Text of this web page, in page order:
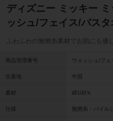
ディズニー ミッキー
ッシュ/フェイス/バスタ
ふわふわの無撚糸素材でお肌にも優
商品管理番号 ウォッシュ/フェ
生産地 中国
素材 綿100％
仕様 無撚糸・パイル